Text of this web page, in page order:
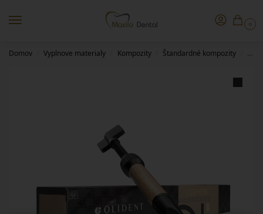
0
Domov Vyplnove materialy Kompozity Štandardné kompozity